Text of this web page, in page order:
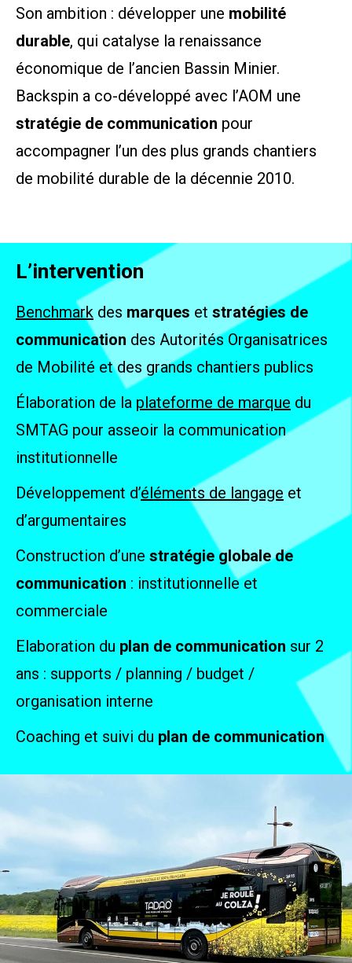
Son ambition : développer une mobilité
durable, qui catalyse la renaissance
économique de l’ancien Bassin Minier.
Backspin a co-développé avec l’AOM une
stratégie de communication pour
accompagner l’un des plus grands chantiers
de mobilité durable de la décennie 2010.
L’intervention
Benchmark des marques et stratégies de
communication des Autorités Organisatrices
de Mobilité et des grands chantiers publics
Élaboration de la plateforme de marque du
SMTAG pour asseoir la communication
institutionnelle
Développement d’éléments de langage et
d’argumentaires
Construction d’une stratégie globale de
communication : institutionnelle et
commerciale
Elaboration du plan de communication sur 2
ans : supports / planning / budget /
organisation interne
Coaching et suivi du plan de communication